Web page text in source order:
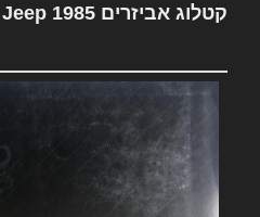
קטלוג אביזרים Jeep 1985